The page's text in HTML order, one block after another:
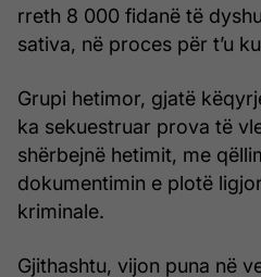
rreth 8 000 fidanë të
sativa, në proces për t’u
Grupi hetimor, gjatë
ka sekuestruar prova të
shërbejnë hetimit, me
dokumentimin e plotë
kriminale.
Gjithashtu, vijon puna në